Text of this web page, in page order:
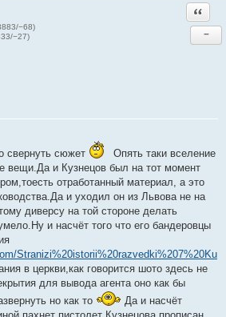
−68)
−27)
−
свернуть сюжет
Опять таки вселение
вещи.Да и Кузнецов был на тот момент
отработанный материал, а это
и уходил он из Львова не на
диверсу на той стороне делать
и насчёт того что его бандеровцы
Stranizi%20istorii%20razvedki%207%20Ku
в церкви,как говорится шото здесь не
для вывода агента оно как бы
но как то
Да и насчёт